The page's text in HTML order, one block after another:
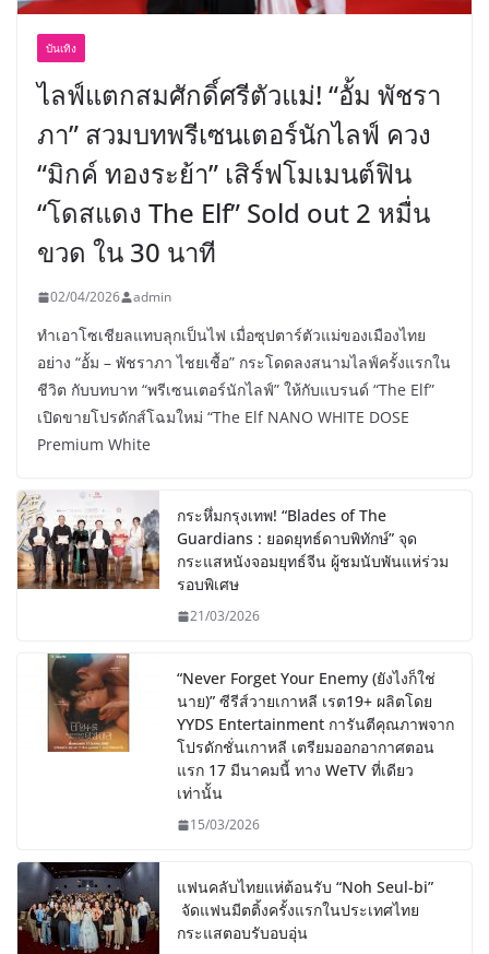
บันเทิง
ไลฟ์แตกสมศักดิ์ศรีตัวแม่! “อั้ม พัชรา
ภา” สวมบทพรีเซนเตอร์นักไลฟ์ ควง
“มิกค์ ทองระย้า” เสิร์ฟโมเมนต์ฟิน
“โดสแดง The Elf” Sold out 2 หมื่น
ขวด ใน 30 นาที
02/04/2026 admin
ทำเอาโซเชียลแทบลุกเป็นไฟ เมื่อซุปตาร์ตัวแม่ของเมืองไทย
อย่าง “อั้ม – พัชราภา ไชยเชื้อ” กระโดดลงสนามไลฟ์ครั้งแรกใน
ชีวิต กับบทบาท “พรีเซนเตอร์นักไลฟ์” ให้กับแบรนด์ “The Elf”
เปิดขายโปรดักส์โฉมใหม่ “The Elf NANO WHITE DOSE
Premium White
กระหึ่มกรุงเทพ! “Blades of The
Guardians : ยอดยุทธ์ดาบพิทักษ์” จุด
กระแสหนังจอมยุทธ์จีน ผู้ชมนับพันแห่ร่วม
รอบพิเศษ
21/03/2026
“Never Forget Your Enemy (ยังไงก็ใช่
นาย)” ซีรีส์วายเกาหลี เรต19+ ผลิตโดย
YYDS Entertainment การันตีคุณภาพจาก
โปรดักชั่นเกาหลี เตรียมออกอากาศตอน
แรก 17 มีนาคมนี้ ทาง WeTV ที่เดียว
เท่านั้น
15/03/2026
แฟนคลับไทยแห่ต้อนรับ “Noh Seul-bi”
จัดแฟนมีตติ้งครั้งแรกในประเทศไทย
กระแสตอบรับอบอุ่น